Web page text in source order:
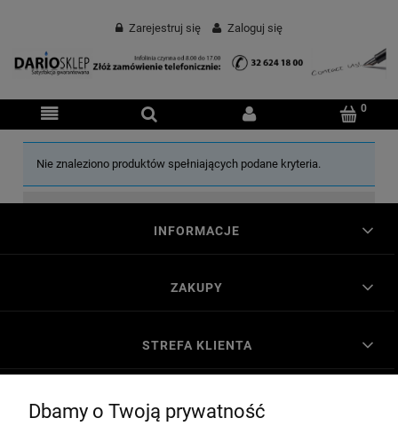
Zarejestruj się Zaloguj się
Nie znaleziono produktów spełniających podane kryteria.
INFORMACJE
ZAKUPY
STREFA KLIENTA
KONTAKT
Dbamy o Twoją prywatność